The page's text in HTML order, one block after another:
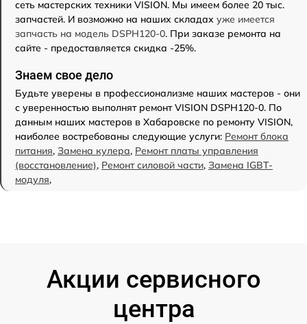
сеть мастерских техники VISION. Мы имеем более 20 тыс.
запчастей. И возможно на наших складах уже имеется
запчасть на модель DSPH120-0. При заказе ремонта на
сайте - предоставляется скидка -25%.
Знаем свое дело
Будьте уверены в профессионализме наших мастеров - они
с уверенностью выполнят ремонт VISION DSPH120-0. По
данным наших мастеров в Хабаровске по ремонту VISION,
наиболее востребованы следующие услуги: Ремонт блока
питания, Замена кулера, Ремонт платы управления
(восстановление), Ремонт силовой части, Замена IGBT-
модуля,
Акции сервисного
центра